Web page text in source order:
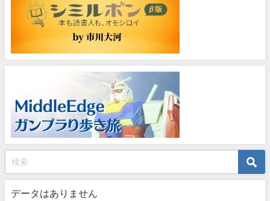
データはありません